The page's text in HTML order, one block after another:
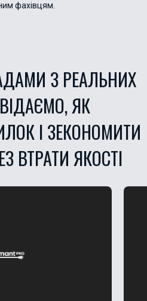
фахівцям.
З РЕАЛЬНИХ
ЯК
І ЗЕКОНОМИТИ
ВТРАТИ ЯКОСТІ